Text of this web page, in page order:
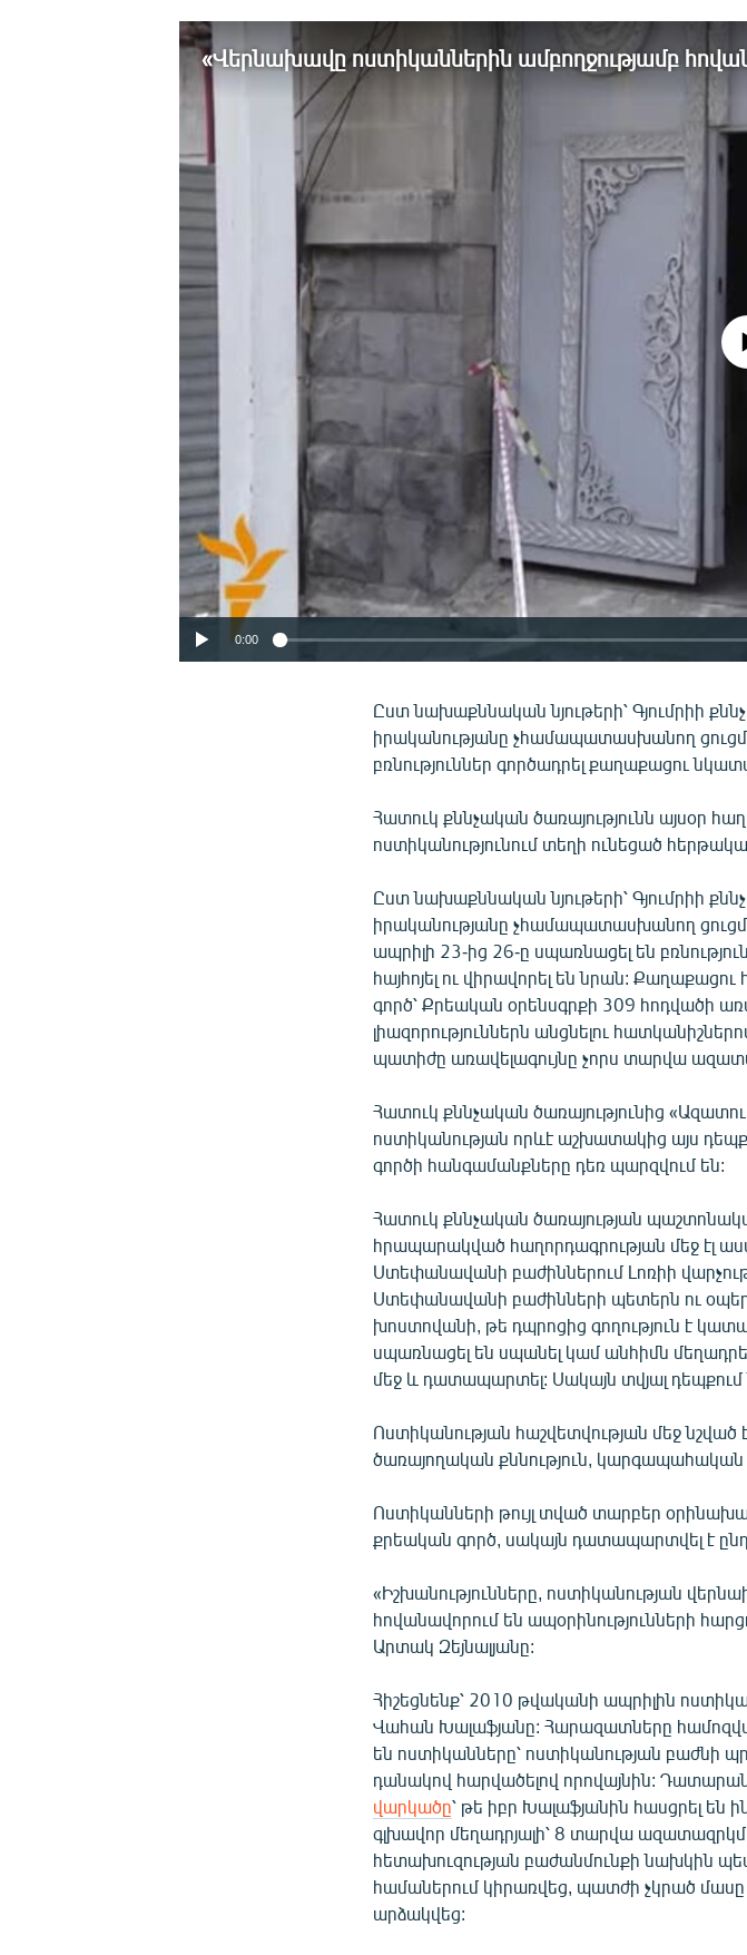
ՁԳՏԵԼՈՎ ԼԱՎԱԳՈՒՅՆԻՆ
«Վերնախավը ոստիկաններին ամբողջությամբ
No media
0:00
Ըստ նախաքննական նյութերի՝ Գյումրիի
իրականությանը չհամապատասխանող
բռնություններ գործադրել քաղաքացու
Հատուկ քննչական ծառայությունն այսօր
ոստիկանությունում տեղի ունեցած
Ըստ նախաքննական նյութերի՝ Գյումրիի
իրականությանը չհամապատասխանող
ապրիլի 23-ից 26-ը սպառնացել են
հայհոյել ու վիրավորել են նրան:
գործ՝ Քրեական օրենսգրքի 309 հոդվածի
լիազորություններն անցնելու
պատիժը առավելագույնը չորս տարվա
Հատուկ քննչական ծառայությունից
ոստիկանության որևէ աշխատակից այս
գործի հանգամանքները դեռ պարզվում են:
Հատուկ քննչական ծառայության
հրապարակված հաղորդագրության մեջ էլ
Ստեփանավանի բաժիններում Լոռիի
Ստեփանավանի բաժինների պետերն ու
խոստովանի, թե դպրոցից գողություն է
սպառնացել են սպանել կամ անհիմն
մեջ և դատապարտել: Սակայն տվյալ դեպքում
Ոստիկանության հաշվետվության մեջ նշված
ծառայողական քննություն, կարգապահական
Ոստիկանների թույլ տված տարբեր
քրեական գործ, սակայն դատապարտվել է
«Իշխանությունները, ոստիկանության
հովանավորում են ապօրինությունների
Արտակ Զեյնալյանը:
Հիշեցնենք՝ 2010 թվականի ապրիլին
Վահան Խալաֆյանը: Հարազատները
են ոստիկանները՝ ոստիկանության բաժնի
դանակով հարվածելով որովայնին:
վարկածը՝ թե իբր Խալաֆյանին հասցրել
գլխավոր մեղադրյալի՝ 8 տարվա
հետախուզության բաժանմունքի նախկին
համաներում կիրառվեց, պատժի չկրած
արձակվեց: